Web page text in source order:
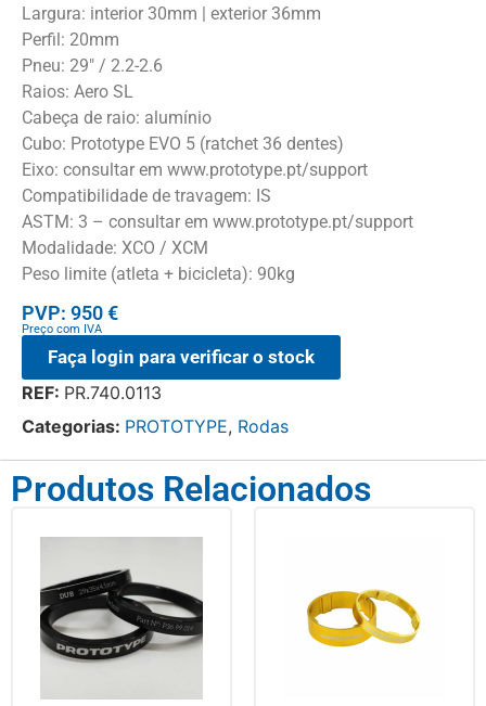
Largura: interior 30mm | exterior 36mm
Perfil: 20mm
Pneu: 29″ / 2.2-2.6
Raios: Aero SL
Cabeça de raio: alumínio
Cubo: Prototype EVO 5 (ratchet 36 dentes)
Eixo: consultar em www.prototype.pt/support
Compatibilidade de travagem: IS
ASTM: 3 – consultar em www.prototype.pt/support
Modalidade: XCO / XCM
Peso limite (atleta + bicicleta): 90kg
PVP: 950 €
Preço com IVA
Faça login para verificar o stock
REF: PR.740.0113
Categorias: PROTOTYPE, Rodas
Produtos Relacionados